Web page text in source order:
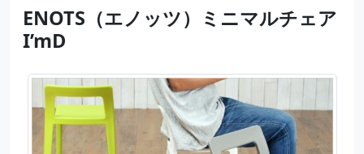
ENOTS（エノッツ）ミニマルチェア
I’mD